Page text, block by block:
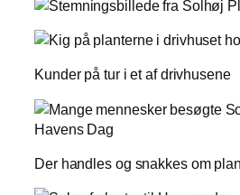
Kunder på tur i et af drivhusene
Der handles og snakkes om